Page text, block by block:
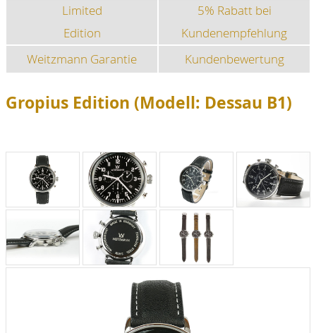
Limited
Edition
5% Rabatt bei
Kundenempfehlung
Weitzmann Garantie
Kundenbewertung
Gropius Edition (Modell: Dessau B1)